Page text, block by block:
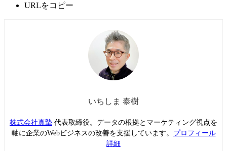
URLをコピー
いちしま 泰樹
株式会社真摯 代表取締役。データの根拠とマーケティング視点を
軸に企業のWebビジネスの改善を支援しています。 プロフィール
詳細